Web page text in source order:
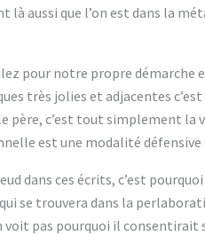
là aussi que l’on est dans la
pour notre propre
très jolies et adjacentes
père, c’est tout simplement la
est une modalité
dans ces écrits, c’est
se trouvera dans la
pas pourquoi il consentirait